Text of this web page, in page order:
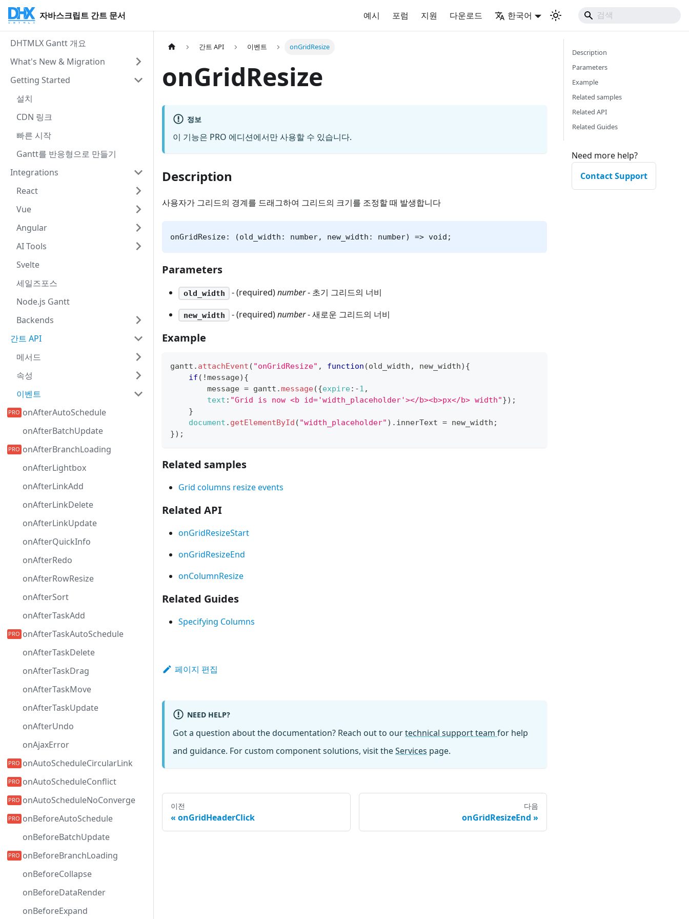
자바스크립트 간트 문서 예시 포럼 지원 다운로드 한국어
DHTMLX Gantt 개요
What's New & Migration
Getting Started
설치
CDN 링크
빠른 시작
Gantt를 반응형으로 만들기
Integrations
React
Vue
Angular
AI Tools
Svelte
세일즈포스
Node.js Gantt
Backends
간트 API
메서드
속성
이벤트
onAfterAutoSchedule
onAfterBatchUpdate
onAfterBranchLoading
onAfterLightbox
onAfterLinkAdd
onAfterLinkDelete
onAfterLinkUpdate
onAfterQuickInfo
onAfterRedo
onAfterRowResize
onAfterSort
onAfterTaskAdd
onAfterTaskAutoSchedule
onAfterTaskDelete
onAfterTaskDrag
onAfterTaskMove
onAfterTaskUpdate
onAfterUndo
onAjaxError
onAutoScheduleCircularLink
onAutoScheduleConflict
onAutoScheduleNoConverge
onBeforeAutoSchedule
onBeforeBatchUpdate
onBeforeBranchLoading
onBeforeCollapse
onBeforeDataRender
onBeforeExpand
간트 API 이벤트 onGridResize
onGridResize
정보
이 기능은 PRO 에디션에서만 사용할 수 있습니다.
Description
사용자가 그리드의 경계를 드래그하여 그리드의 크기를 조정할 때 발생합니다
onGridResize: (old_width: number, new_width: number) => void;
Parameters
old_width - (required)number- 초기 그리드의 너비
new_width - (required)number- 새로운 그리드의 너비
Example
gantt . attachEvent ( "onGridResize" , function (old_width , new_width) {
if ( !message) {
        message
= gantt .message({expire: -1 ,
text : "Grid is now <b id='width_placeholder'></b><b>px</b> width"}) ;
}
document . getElementById ( "width_placeholder" ) . innerText = new_width ;
}) ;
Related samples
Grid columns resize events
Related API
onGridResizeStart
onGridResizeEnd
onColumnResize
Related Guides
Specifying Columns
페이지 편집
NEED HELP?
Got a question about the documentation? Reach out to ourtechnical support team for help
and guidance. For custom component solutions, visit theServices page.
이전
onGridHeaderClick
다음
onGridResizeEnd
Description
Parameters
Example
Related samples
Related API
Related Guides
Need more help?
Contact Support